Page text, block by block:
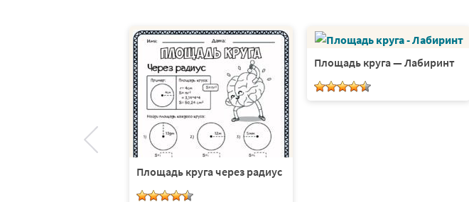
Площадь круга через радиус
Площадь круга — Лабиринт